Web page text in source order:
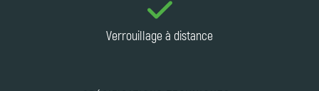
Verrouillage à distance